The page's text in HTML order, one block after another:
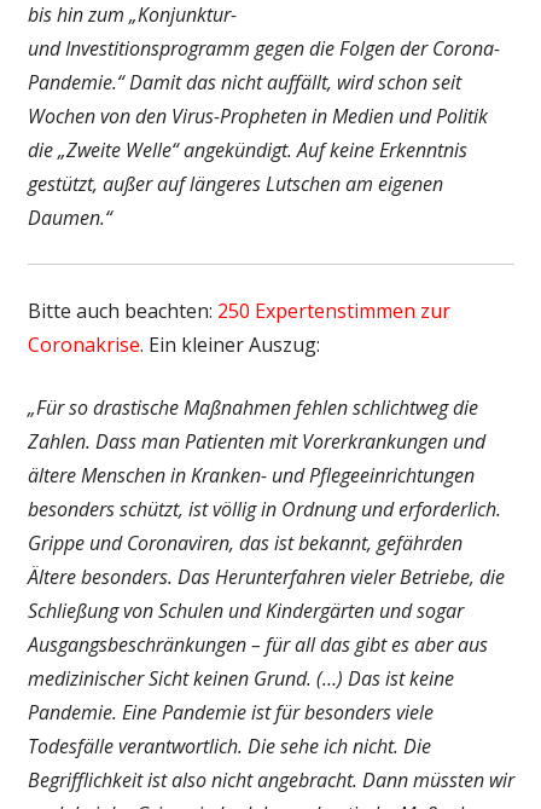
bis hin zum „Konjunktur-
und Investitionsprogramm gegen die Folgen der Corona-
Pandemie.“ Damit das nicht auffällt, wird schon seit
Wochen von den Virus-Propheten in Medien und Politik
die „Zweite Welle“ angekündigt. Auf keine Erkenntnis
gestützt, außer auf längeres Lutschen am eigenen
Daumen.“
Bitte auch beachten: 250 Expertenstimmen zur
Coronakrise. Ein kleiner Auszug:
„Für so drastische Maßnahmen fehlen schlichtweg die
Zahlen. Dass man Patienten mit Vorerkrankungen und
ältere Menschen in Kranken- und Pflegeeinrichtungen
besonders schützt, ist völlig in Ordnung und erforderlich.
Grippe und Coronaviren, das ist bekannt, gefährden
Ältere besonders. Das Herunterfahren vieler Betriebe, die
Schließung von Schulen und Kindergärten und sogar
Ausgangsbeschränkungen – für all das gibt es aber aus
medizinischer Sicht keinen Grund. (…) Das ist keine
Pandemie. Eine Pandemie ist für besonders viele
Todesfälle verantwortlich. Die sehe ich nicht. Die
Begrifflichkeit ist also nicht angebracht. Dann müssten wir